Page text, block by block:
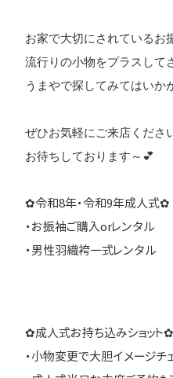
お家で大切にされているお
流行りの小物をプラスして
うまやで探してみてはいか
ぜひお気軽にご来店くださ
お待ちしております～💕
✿令和8年・令和9年成人式✿
・お振袖ご購入orレンタル
・男性羽織袴一式レンタル
✿成人式お持ち込みショット✿
・小物変更で大胆イメージチ